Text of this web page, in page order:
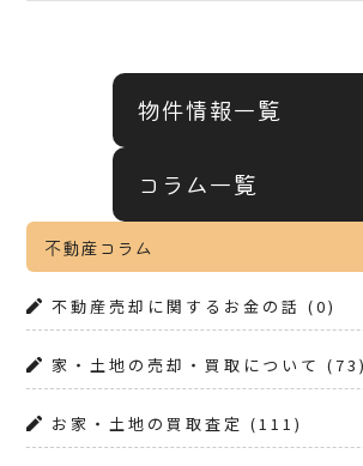
物件情報一覧
コラム一覧
不動産コラム
不動産売却に関するお金の話 (0)
家・土地の売却・買取について (73)
お家・土地の買取査定 (111)